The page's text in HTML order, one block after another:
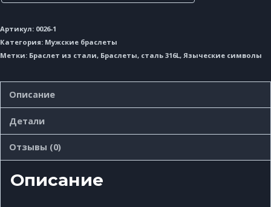
Артикул: 0026-1
Категория: Мужские браслеты
Метки: Браслет из стали, Браслеты, сталь 316L, Языческие символы
Описание
Детали
Отзывы (0)
Описание